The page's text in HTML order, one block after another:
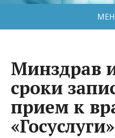
Минздрав
сроки
прием к
«Госуслуги»